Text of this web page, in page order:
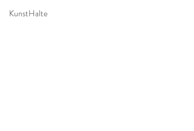
KunstHalte